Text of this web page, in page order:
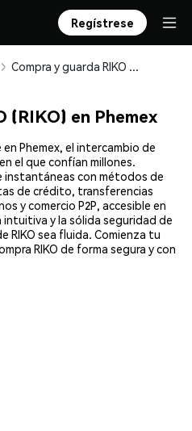
Regístrese
Compra y guarda RIKO (RIKO) de forma segura
(RIKO) en Phemex
en Phemex, el intercambio de
el que confían millones.
instantáneas con métodos de
de crédito, transferencias
y comercio P2P, accesible en
y la sólida seguridad de
RIKO sea fluida. Comienza tu
RIKO de forma segura y con